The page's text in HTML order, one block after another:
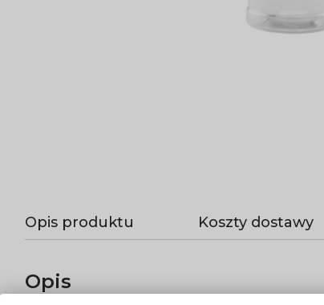
Opis produktu Koszty dostawy
Opis